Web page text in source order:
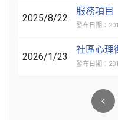
2025/8/22
服務項目
發布日期：
2026/1/23
社區心理
發布日期：